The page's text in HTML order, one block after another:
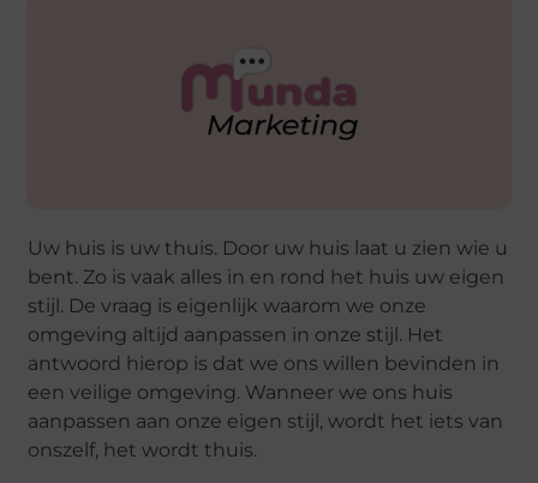
Uw huis is uw thuis. Door uw huis laat u zien wie u
bent. Zo is vaak alles in en rond het huis uw eigen
stijl. De vraag is eigenlijk waarom we onze
omgeving altijd aanpassen in onze stijl. Het
antwoord hierop is dat we ons willen bevinden in
een veilige omgeving. Wanneer we ons huis
aanpassen aan onze eigen stijl, wordt het iets van
onszelf, het wordt thuis.